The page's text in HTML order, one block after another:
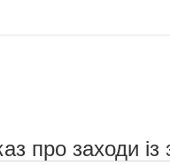
про заходи із